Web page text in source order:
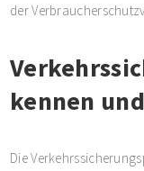
der
kennen
Die